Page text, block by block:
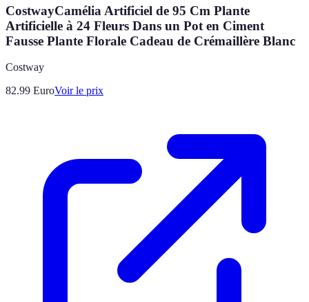
CostwayCamélia Artificiel de 95 Cm Plante
Artificielle à 24 Fleurs Dans un Pot en Ciment
Fausse Plante Florale Cadeau de Crémaillère Blanc
Costway
82.99 EuroVoir le prix